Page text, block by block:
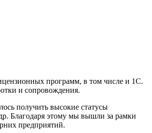
программ, в том числе и 1С.
и сопровождения.
получить высокие статусы
Благодаря этому мы вышли за рамки
предприятий.